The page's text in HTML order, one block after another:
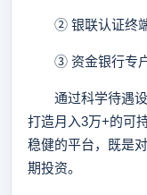
② 银联认证终
③ 资金银行专户
通过科学待遇设
打造月入3万+的可
稳健的平台，既是
期投资。